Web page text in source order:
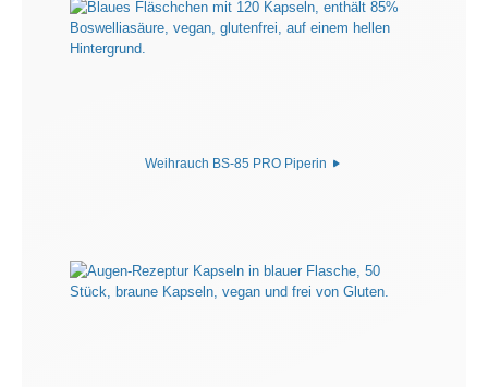
Weihrauch BS-85 PRO Piperin